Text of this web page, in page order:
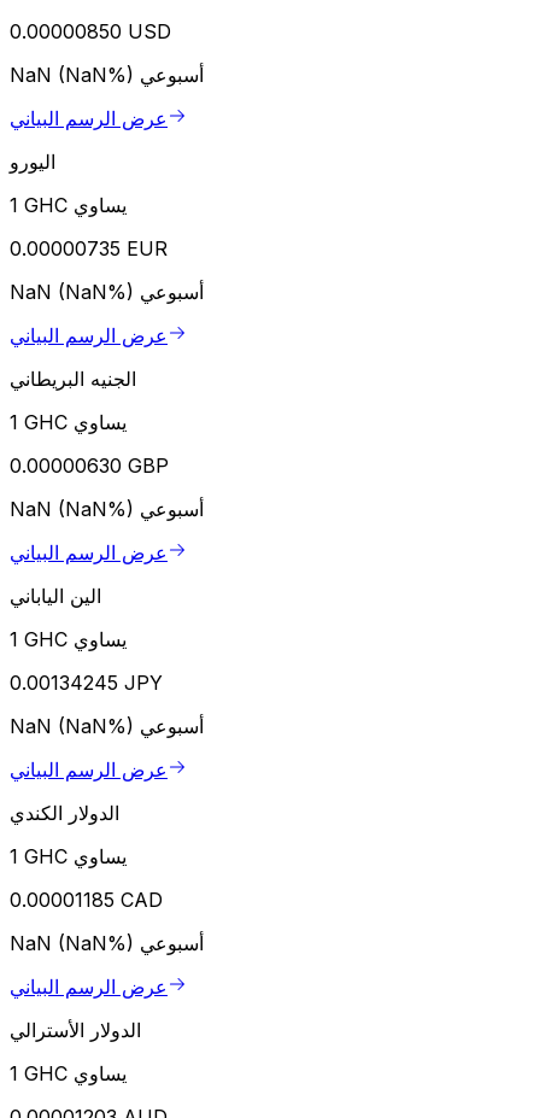
0.00000850 USD
NaN (NaN%) أسبوعي
عرض الرسم البياني
اليورو
1 GHC يساوي
0.00000735 EUR
NaN (NaN%) أسبوعي
عرض الرسم البياني
الجنيه البريطاني
1 GHC يساوي
0.00000630 GBP
NaN (NaN%) أسبوعي
عرض الرسم البياني
الين الياباني
1 GHC يساوي
0.00134245 JPY
NaN (NaN%) أسبوعي
عرض الرسم البياني
الدولار الكندي
1 GHC يساوي
0.00001185 CAD
NaN (NaN%) أسبوعي
عرض الرسم البياني
الدولار الأسترالي
1 GHC يساوي